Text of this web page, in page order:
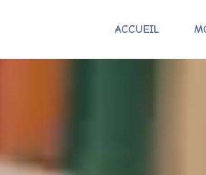
ACCUEIL